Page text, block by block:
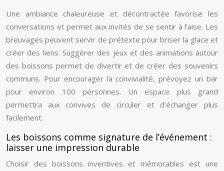
Une ambiance chaleureuse et décontractée favorise les
conversations et permet aux invités de se sentir à l’aise. Les
breuvages peuvent servir de prétexte pour briser la glace et
créer des liens. Suggérer des jeux et des animations autour
des boissons permet de divertir et de créer des souvenirs
communs. Pour encourager la convivialité, prévoyez un bar
pour environ 100 personnes. Un espace plus grand
permettra aux convives de circuler et d’échanger plus
facilement.
Les boissons comme signature de l’événement :
laisser une impression durable
Choisir des boissons inventives et mémorables est une